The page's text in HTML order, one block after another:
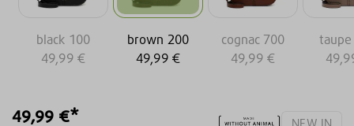
black 100
49,99 €
brown 200
49,99 €
cognac 700
49,99 €
49,99 €*